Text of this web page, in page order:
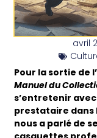
avril
Pour la sortie de
Manuel du
s’entretenir
prestataire dans
nous a parlé de